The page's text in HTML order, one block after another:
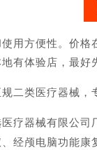
方便性。价格
有体验店，最好
类医疗器械，
器械有限公司
经颅电脑功能康